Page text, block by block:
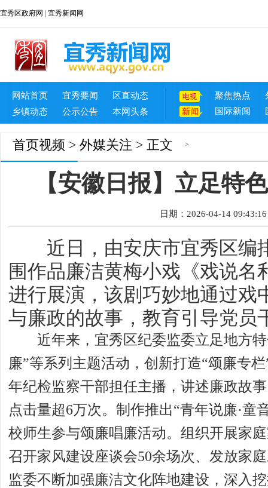
宜秀区政府网 宜秀新闻网
网站首页 宜秀要闻
区直动态
乡镇动态
公示公告 本网头条
聚焦热点
国际新闻
首页 >
视频 > 外媒关注 > 正文
【安徽日报】立足特
日期：2026-04-14 09:43:16
近日，由安庆市宜秀区编
围作品廉洁黄梅小戏《戏说名
进行展演，该剧巧妙地通过戏
与廉政的故事，教育引导党
近年来，宜秀区纪委监委立足地方特
廉”等系列主题活动，创新打造“颂廉专
年纪检监察干部担任主播，讲述廉政故
点击量超6万次。制作推出“青年说廉·童
校师生参与颂廉唱廉活动。组织开展家
召开家风建设座谈会50余场次、发放家
监委不断加强廉洁文化阵地建设，深入